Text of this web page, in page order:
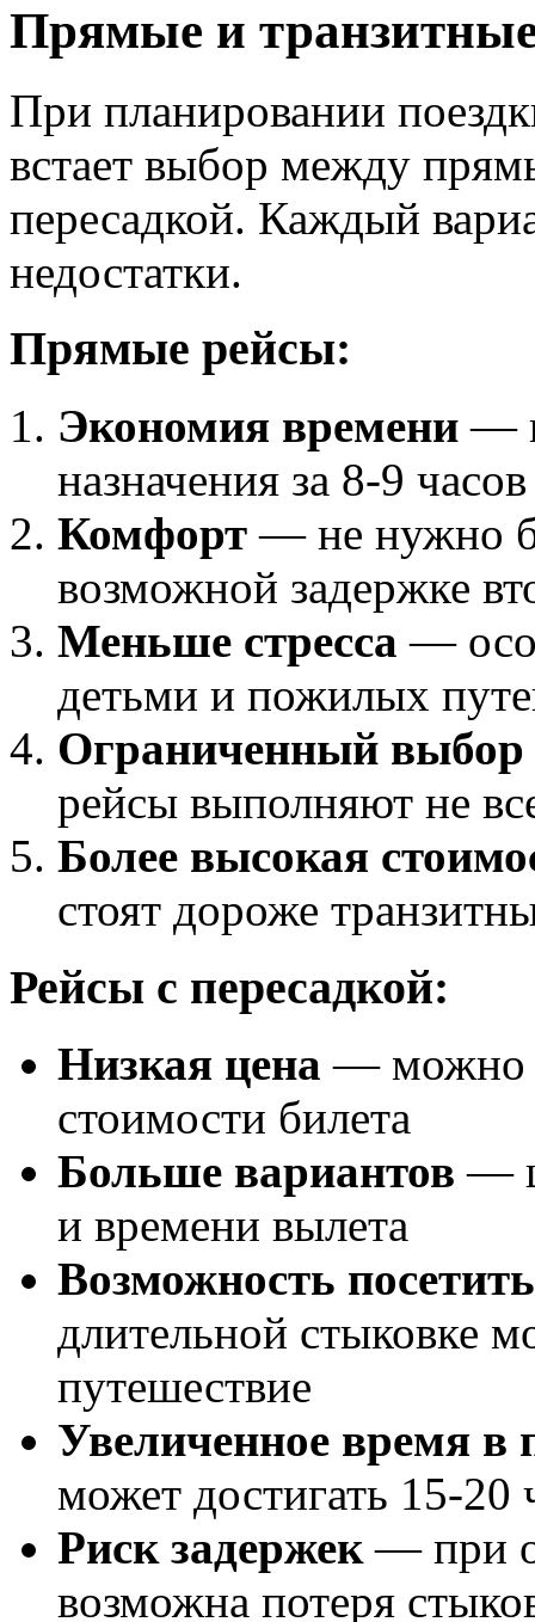
Прямые и
При планировании
встает выбор между
пересадкой. Каждый
недостатки.
Прямые рейсы:
Экономия времени —
назначения за 8-9
Комфорт — не нужно
возможной задержке
Меньше стресса —
детьми и пожилых
Ограниченный выбор
рейсы выполняют не
Более высокая
стоят дороже
Рейсы с пересадкой:
Низкая цена — можно
стоимости билета
Больше вариантов —
и времени вылета
Возможность
длительной стыковке
путешествие
Увеличенное время в
может достигать 15-20
Риск задержек— при
возможна потеря